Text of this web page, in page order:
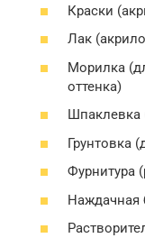
Краски
Лак
Морилка
оттенка)
Шпаклевка
Грунтовка
Фурнитура
Наждачная